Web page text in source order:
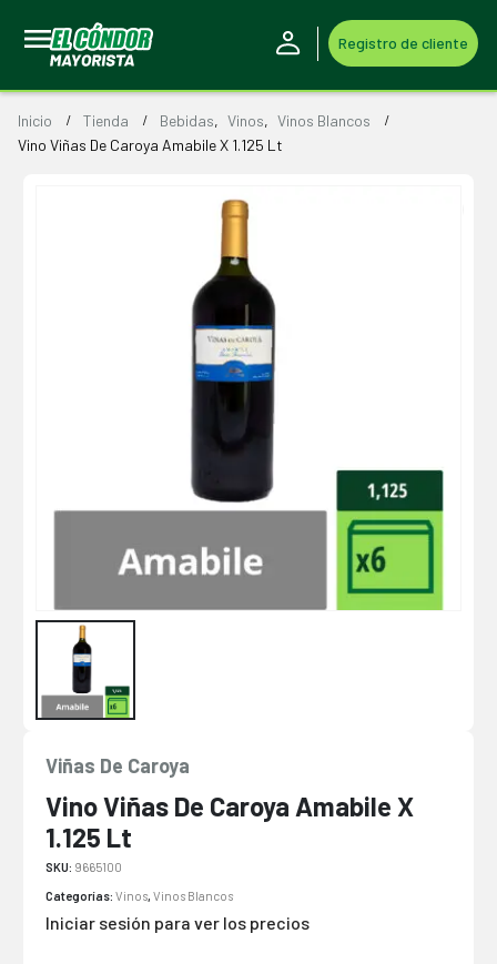
Registro de cliente
Inicio Tienda Bebidas, Vinos, Vinos Blancos
Vino Viñas De Caroya Amabile X 1.125 Lt
Viñas De Caroya
Vino Viñas De Caroya Amabile X
1.125 Lt
SKU: 9665100
Categorías: Vinos, Vinos Blancos
Iniciar sesión para ver los precios